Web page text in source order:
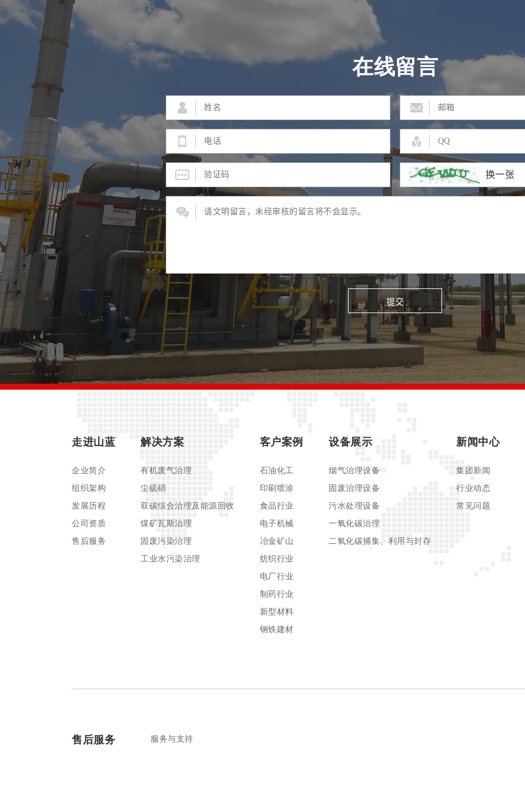
在线留言
换一张
提交
走进山蓝
企业简介
组织架构
发展历程
公司资质
售后服务
解决方案
有机废气治理
尘硫硝
双碳综合治理及能源回收
煤矿瓦斯治理
固废污染治理
工业水污染治理
客户案例
石油化工
印刷喷涂
食品行业
电子机械
冶金矿山
纺织行业
电厂行业
制药行业
新型材料
钢铁建材
设备展示
烟气治理设备
固废治理设备
污水处理设备
一氧化碳治理
二氧化碳捕集、利用与封存
新闻中心
集团新闻
行业动态
常见问题
售后服务 服务与支持